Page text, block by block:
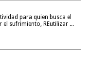
para quien busca el
el sufrimiento, REutilizar ...